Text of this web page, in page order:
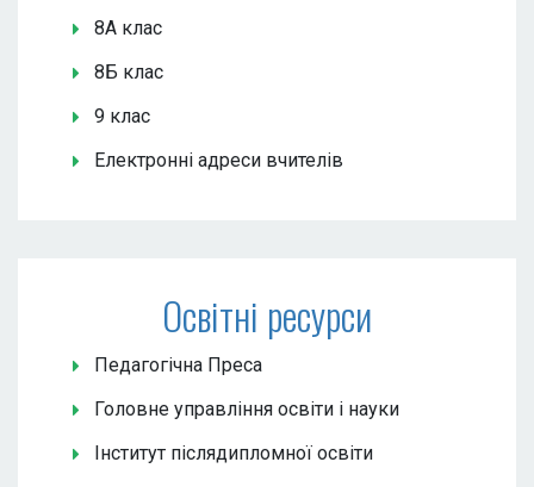
8А клас
8Б клас
9 клас
Електронні адреси вчителів
Освітні ресурси
Педагогічна Преса
Головне управління освіти і науки
Інститут післядипломної освіти